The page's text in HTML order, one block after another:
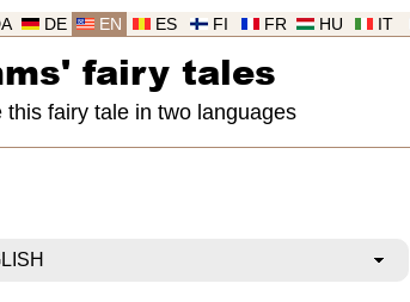
IT
HU
FR
FI
ES
EN
DE
fairy tales
this fairy tale in two languages